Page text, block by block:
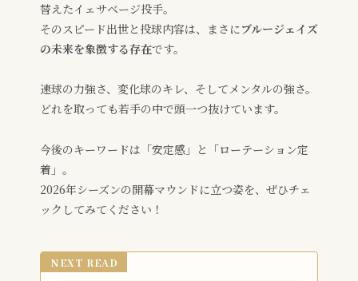
替えたイェサベージ投手。
そのスピード出世と投球内容は、まさにブルージェイズ
の未来を象徴する存在です。
速球の力強さ、変化球のキレ、そしてメンタルの強さ。
どれを取っても若手の中で頭一つ抜けています。
今後のキーワードは「安定感」と「ローテーション定
着」。
2026年シーズンの開幕マウンドに立つ姿を、ぜひチェ
ックしてみてください！
NEXT READ